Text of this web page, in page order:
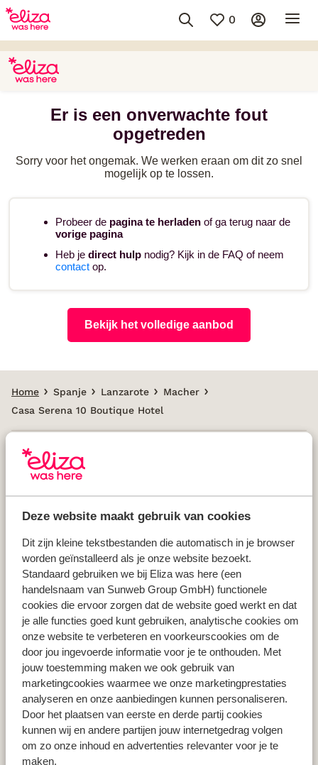
Deze website maakt gebruik van cookies
Dit zijn kleine tekstbestanden die automatisch in je browser
worden geïnstalleerd als je onze website bezoekt.
Standaard gebruiken we bij Eliza was here (een
handelsnaam van Sunweb Group GmbH) functionele
cookies die ervoor zorgen dat de website goed werkt en dat
je alle functies goed kunt gebruiken, analytische cookies om
onze website te verbeteren en voorkeurscookies om de
door jou ingevoerde informatie voor je te onthouden. Met
jouw toestemming maken we ook gebruik van
marketingcookies waarmee we onze marketingprestaties
analyseren en onze aanbiedingen kunnen personaliseren.
Door het plaatsen van eerste en derde partij cookies
kunnen wij en andere partijen jouw internetgedrag volgen
om zo onze inhoud en advertenties relevanter voor je te
maken.
0
Er is een onverwachte fout
opgetreden
Sorry voor het ongemak. We werken eraan om dit zo snel
mogelijk op te lossen.
Probeer de pagina te herladen of ga terug naar de
vorige pagina
Heb je direct hulp nodig? Kijk in de FAQ of neem
contact op.
Bekijk het volledige aanbod
Home Spanje Lanzarote
Macher
Casa Serena 10 Boutique Hotel
Vakantie Griekenland
Vakantie Spanje
Vakantie Italië
Vakantie Portugal
Populaire regio's
Vakantie Kreta
Vakantie Zakynthos
Vakantie Andalusië
Vakantie Algarve
Type vakantie